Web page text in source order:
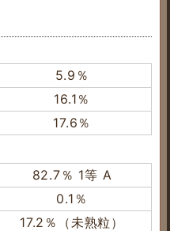
5.9％
16.1％
17.6％
82.7％ 1等 A
0.1％
17.2％（未熟粒）